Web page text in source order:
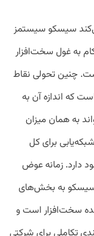
سیسکو سیستمز
به غول سخت‌افزار
چنین تحولی نقاط
که اندازه آن به
به همان میزان
برای کل
دارد. زمانه عوض
سیسکو به بخش‌های
سخت‌افزار است و